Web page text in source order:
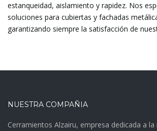
estanqueidad, aislamiento y rapidez. Nos
soluciones para cubiertas y fachadas
garantizando siempre la satisfacción de
NUESTRA COMPAÑIA
Cerramientos Alzairu, empresa dedicada a